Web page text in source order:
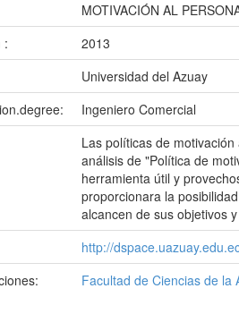
MOTIVACIÓN AL
:
2013
Universidad del Azuay
Ingeniero Comercial
Las políticas de
análisis de "Política de
herramienta útil y
proporcionara la
alcancen de sus objetivos
http://
Facultad de Ciencias de la